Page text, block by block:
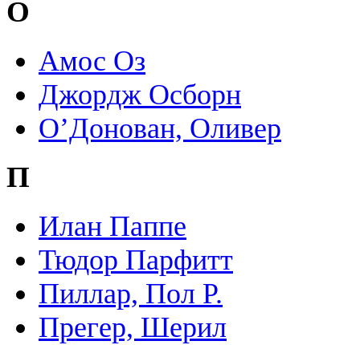
О
Амос Оз
Джордж Осборн
О’Донован, Оливер
П
Илан Паппе
Тюдор Парфитт
Пиллар, Пол Р.
Прегер, Шерил